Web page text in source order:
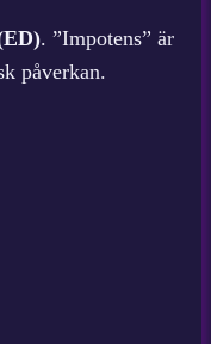
. ”Impotens” är
påverkan.